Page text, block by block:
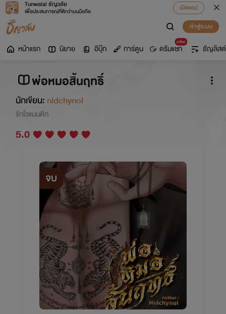
Tunwalai ธัญวลัย
เพื่อประสบการณ์ที่ดีกว่าบนมือถือ
เปิดแอป
เข้าสู่ระบบ
หน้าแรก นิยาย อีบุ๊ก การ์ตูน
มาใหม่
ดรีมแชท ธัญลิสต์
พ่อหมอสิ้นฤทธิ์
นักเขียน: nidchynoi
รักโรแมนติก
5.0
จบ